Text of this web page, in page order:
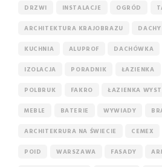
DRZWI INSTALACJE OGRÓD
ARCHITEKTURA KRAJOBRAZU DACHY
KUCHNIA ALUPROF DACHÓWKA
IZOLACJA PORADNIK ŁAZIENKA
POLBRUK FAKRO ŁAZIENKA
MEBLE BATERIE WYWIADY
ARCHITEKRURA NA ŚWIECIE CEMEX
POID WARSZAWA FASADY